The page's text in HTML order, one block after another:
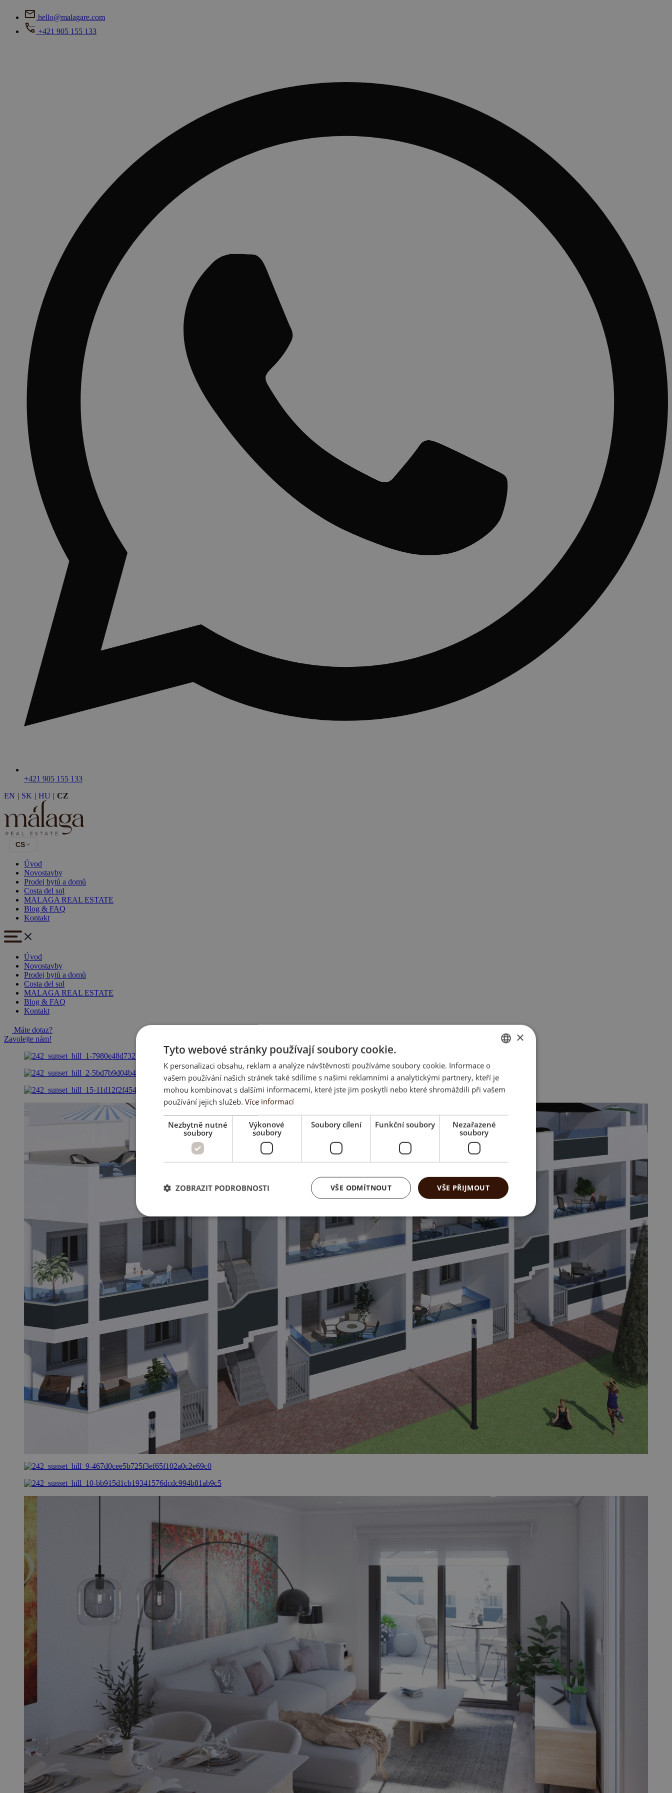
hello@malagare.com
+421 905 155 133
+421 905 155 133
EN | SK | HU | CZ
CS
Úvod
Novostavby
Prodej bytů a domů
Costa del sol
MALAGA REAL ESTATE
Blog & FAQ
Kontakt
Úvod
Novostavby
Prodej bytů a domů
Costa del sol
MALAGA REAL ESTATE
Blog & FAQ
Kontakt
Máte dotaz?
Zavolejte nám!
SK
CZ
×
Tyto webové stránky používají soubory cookie.
K personalizaci obsahu, reklam a analýze návštěvnosti používáme soubory cookie. Informace o
vašem používání našich stránek také sdílíme s našimi reklamními a analytickými partnery, kteří je
mohou kombinovat s dalšími informacemi, které jste jim poskytli nebo které shromáždili při vašem
používání jejich služeb. Více informací
Nezbytně nutné
soubory
Výkonové
soubory
Soubory cílení Funkční soubory
Nezařazené
soubory
VŠE PŘIJMOUT
VŠE ODMÍTNOUT
ZOBRAZIT PODROBNOSTI